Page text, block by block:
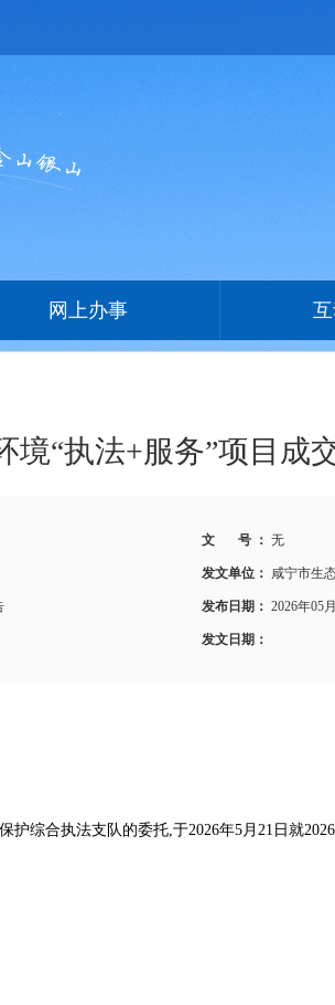
网上办事
境“执法+服务”项目成
文 号 ： 无
发文单位： 咸宁市生
发布日期： 2026年05
发文日期：
综合执法支队的委托,于2026年5月21日就